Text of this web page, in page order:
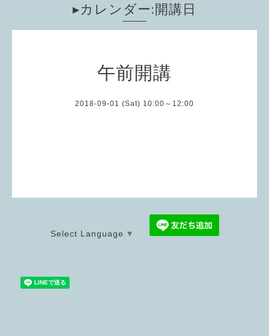
▸カレンダー:開講日
午前開講
2018-09-01 (Sat) 10:00～12:00
Select Language ▼